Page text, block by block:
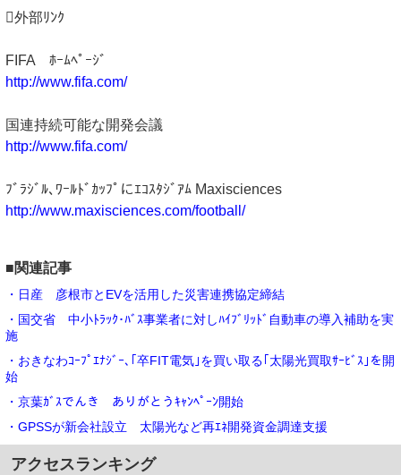
外部ﾘﾝｸ
FIFA ﾎｰﾑﾍﾟｰｼﾞ
http://www.fifa.com/
国連持続可能な開発会議
http://www.fifa.com/
ﾌﾞﾗｼﾞﾙ､ﾜｰﾙﾄﾞｶｯﾌﾟにｴｺｽﾀｼﾞｱﾑ Maxisciences
http://www.maxisciences.com/football/
■関連記事
・日産 彦根市とEVを活用した災害連携協定締結
・国交省 中小ﾄﾗｯｸ･ﾊﾞｽ事業者に対しﾊｲﾌﾞﾘｯﾄﾞ自動車の導入補助を実
施
・おきなわｺｰﾌﾟｴﾅｼﾞｰ､｢卒FIT電気｣を買い取る｢太陽光買取ｻｰﾋﾞｽ｣を開
始
・京葉ｶﾞｽでんき ありがとうｷｬﾝﾍﾟｰﾝ開始
・GPSSが新会社設立 太陽光など再ｴﾈ開発資金調達支援
アクセスランキング